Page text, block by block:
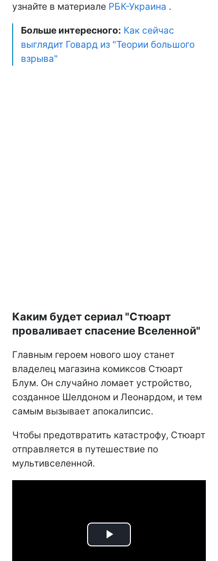
узнайте в материале РБК-Украина .
Больше интересного: Как сейчас
выглядит Говард из "Теории большого
взрыва"
Каким будет сериал "Стюарт
проваливает спасение Вселенной"
Главным героем нового шоу станет
владелец магазина комиксов Стюарт
Блум. Он случайно ломает устройство,
созданное Шелдоном и Леонардом, и тем
самым вызывает апокалипсис.
Чтобы предотвратить катастрофу, Стюарт
отправляется в путешествие по
мультивселенной.
Play